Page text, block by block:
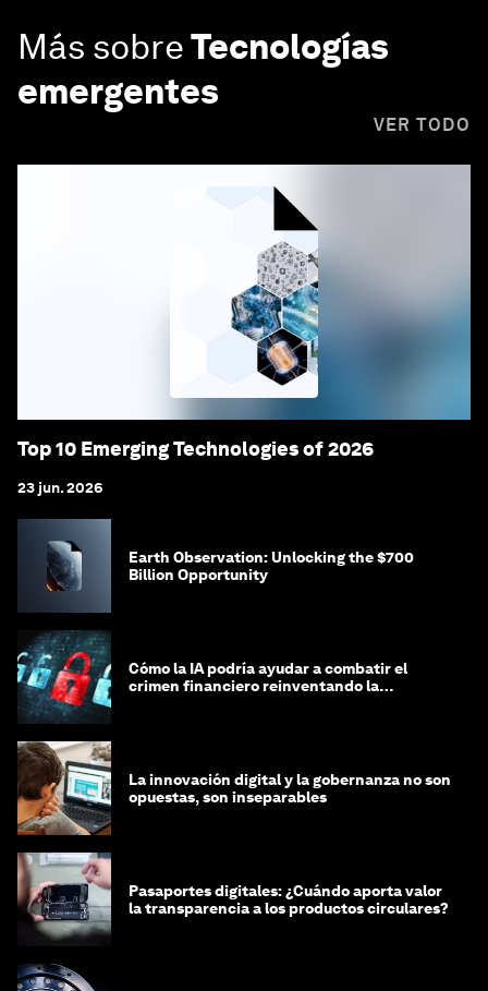
Más sobreTecnologías
emergentes
VER TODO
Top 10 Emerging Technologies of 2026
23 jun. 2026
Earth Observation: Unlocking the $700
Billion Opportunity
Cómo la IA podría ayudar a combatir el
crimen financiero reinventando la
La innovación digital y la gobernanza no son
opuestas, son inseparables
Pasaportes digitales: ¿Cuándo aporta valor
la transparencia a los productos circulares?